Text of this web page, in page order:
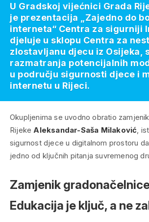
Okupljenima se uvodno obratio
RijekeAleksandar-Saša Milaković,
sigurnost djece u digitalnom prostoru
jedno od ključnih pitanja suvremenog
Zamjenik
Edukacija je ključ, a ne
U Gradskoj vijećnici Grada
je prezentacija „Zajedno do
interneta“ Centra za sigurniji
djeluje u sklopu Centra za
zlostavljanu djecu iz Osijeka,
razmatranja potencijalnih
u području sigurnosti djece i
internetu u Rijeci.